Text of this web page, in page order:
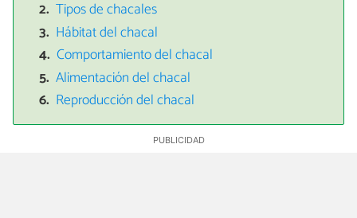
Tipos de chacales
Hábitat del chacal
Comportamiento del chacal
Alimentación del chacal
Reproducción del chacal